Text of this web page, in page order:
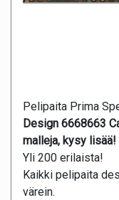
Pelipaita Prima
Design 6668663
malleja, kysy lisää!
Yli 200 erilaista!
Kaikki pelipaita
värein.